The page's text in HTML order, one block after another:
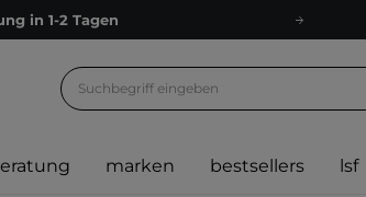
in 1-2 Tagen
Versand ab 60 €
und Österreich
marken bestsellers lsf